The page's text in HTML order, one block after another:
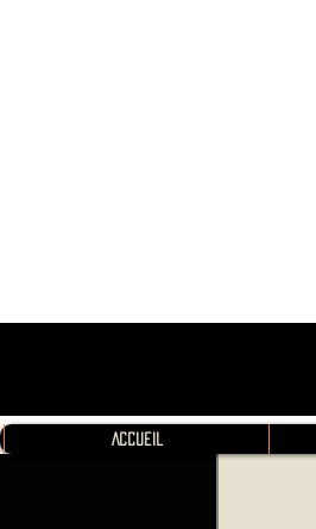
Accueil